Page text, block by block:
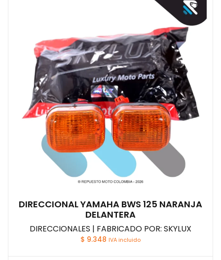
DIRECCIONAL YAMAHA BWS 125 NARANJA
DELANTERA
DIRECCIONALES | FABRICADO POR: SKYLUX
$ 9.348 IVA incluido